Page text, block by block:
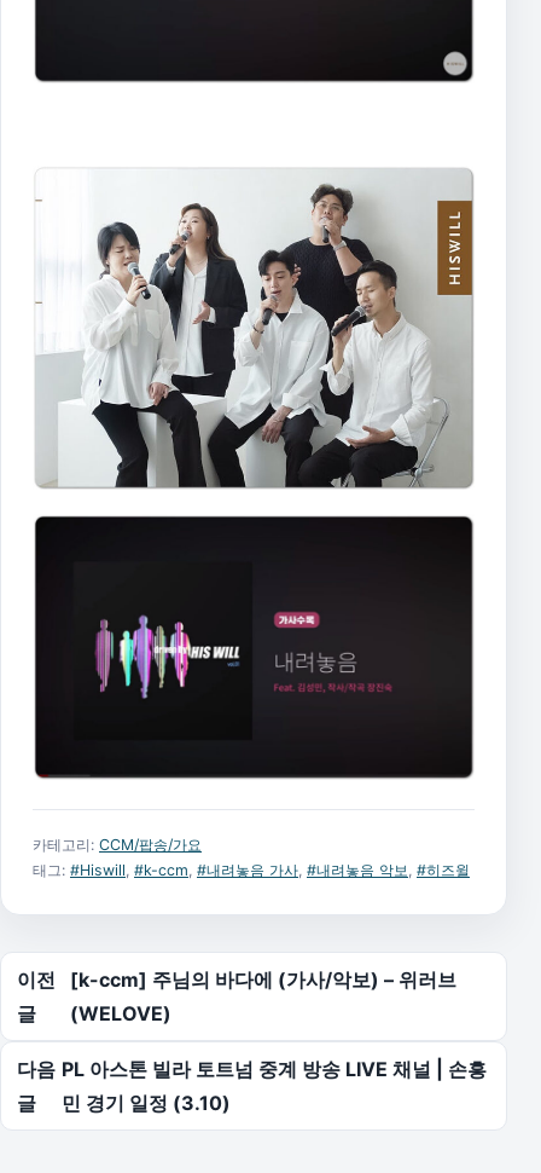
카테고리: CCM/팝송/가요
태그: #Hiswill, #k-ccm, #내려놓음 가사, #내려놓음 악보, #히즈윌
글 탐색
이전
글
[k-ccm] 주님의 바다에 (가사/악보) – 위러브
(WELOVE)
다음
글
PL 아스톤 빌라 토트넘 중계 방송 LIVE 채널 | 손흥
민 경기 일정 (3.10)